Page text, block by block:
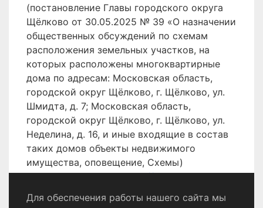
(постановление Главы городского округа
Щёлково от 30.05.2025 № 39 «О назначении
общественных обсуждений по схемам
расположения земельных участков, на
которых расположены многоквартирные
дома по адресам: Московская область,
городской округ Щёлково, г. Щёлково, ул.
Шмидта, д. 7; Московская область,
городской округ Щёлково, г. Щёлково, ул.
Неделина, д. 16, и иные входящие в состав
таких домов объекты недвижимого
имущества, оповещение, Схемы)
размещены на сайтеhttp://shhyolkovo.ru.
Для обеспечения работы нашего сайта мы